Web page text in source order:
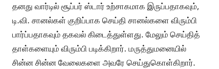
தனது வார்டில் சூப்பர் ஸ்டார் உற்சாகமாக இருப்பதாகவும்,
டி.வி. சானல்கள் குறிப்பாக செய்தி சானல்களை விரும்பி
பார்ப்பதாகவும் தகவல் கிடைத்துள்ளது. மேலும் செய்தித்
தாள்களையும் விரும்பி படிக்கிறார். மருத்துமனையில்
சின்ன சின்ன வேலைகளை அவரே செய்துகொள்கிறார்.